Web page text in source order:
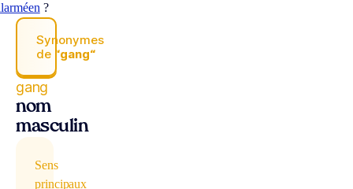
?
Synonymes
de “gang“
gang
nom
masculin
Sens
principaux